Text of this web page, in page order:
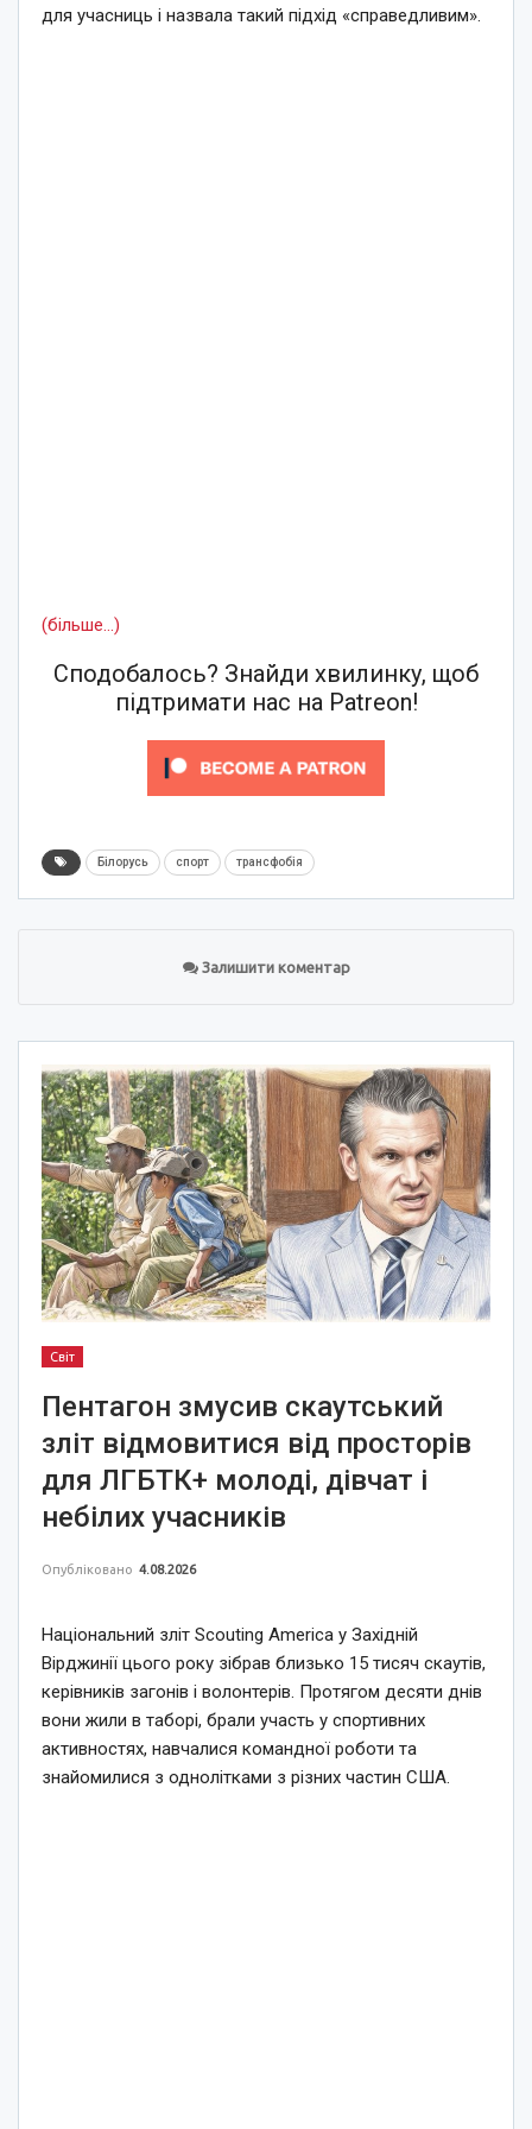
для учасниць і назвала такий підхід «справедливим».
(більше…)
Сподобалось? Знайди хвилинку, щоб
підтримати нас на Patreon!
Білорусь спорт трансфобія
Залишити коментар
Світ
Пентагон змусив скаутський
зліт відмовитися від просторів
для ЛГБТК+ молоді, дівчат і
небілих учасників
Опубліковано 4.08.2026
Національний зліт Scouting America у Західній
Вірджинії цього року зібрав близько 15 тисяч скаутів,
керівників загонів і волонтерів. Протягом десяти днів
вони жили в таборі, брали участь у спортивних
активностях, навчалися командної роботи та
знайомилися з однолітками з різних частин США.